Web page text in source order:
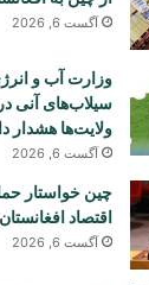
آگست 6, 2026
وزارت آب و
سیلاب‌های آنی
ولایت‌ها هشدار
آگست 6, 2026
چین خواستار
اقتصاد
آگست 6, 2026